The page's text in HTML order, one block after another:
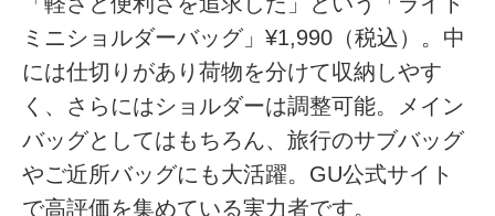
ミニショルダーバッグ」¥1,990（税込）。中
には仕切りがあり荷物を分けて収納しやす
く、さらにはショルダーは調整可能。メイン
バッグとしてはもちろん、旅行のサブバッグ
やご近所バッグにも大活躍。GU公式サイト
で高評価を集めている実力者です。